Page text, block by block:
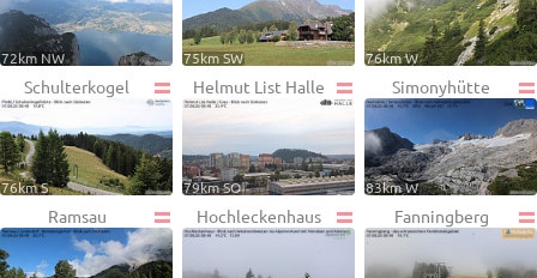
72km NW 75km SW 76km W
Schulterkogel
76km S
Helmut List Halle
79km SO
Simonyhütte
83km W
Ramsau Hochleckenhaus Fanningberg